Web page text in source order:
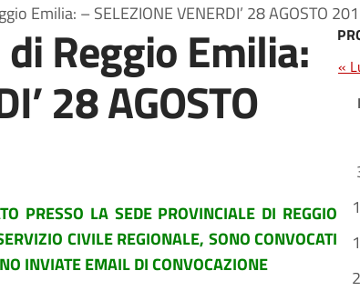
Emilia: – SELEZIONE VENERDI’ 28 AGOSTO
Reggio Emilia:
28 AGOSTO
PRESSO LA SEDE PROVINCIALE DI REGGIO
CIVILE REGIONALE, SONO CONVOCATI
INVIATE EMAIL DI CONVOCAZIONE
«